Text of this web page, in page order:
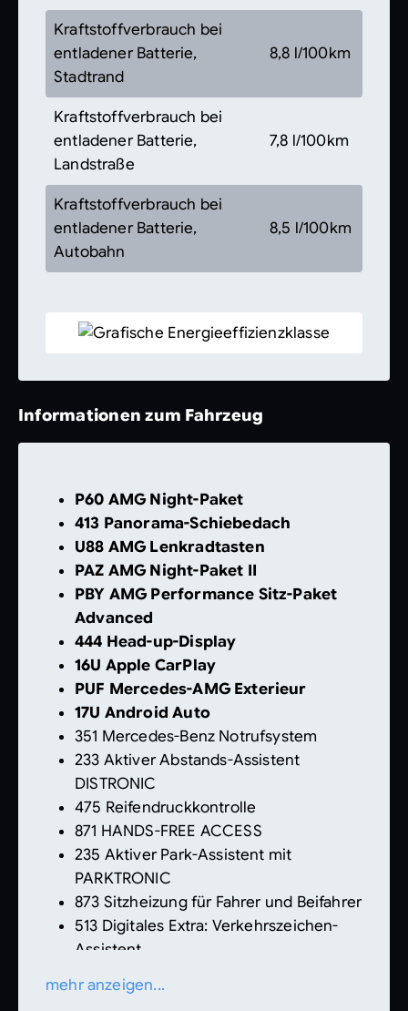
Kraftstoffverbrauch bei
entladener Batterie,
Stadtrand
8,8 l/100km
Kraftstoffverbrauch bei
entladener Batterie,
Landstraße
7,8 l/100km
Kraftstoffverbrauch bei
entladener Batterie,
Autobahn
8,5 l/100km
Informationen zum Fahrzeug
P60 AMG Night-Paket
413 Panorama-Schiebedach
U88 AMG Lenkradtasten
PAZ AMG Night-Paket II
PBY AMG Performance Sitz-Paket
Advanced
444 Head-up-Display
16U Apple CarPlay
PUF Mercedes-AMG Exterieur
17U Android Auto
351 Mercedes-Benz Notrufsystem
233 Aktiver Abstands-Assistent
DISTRONIC
475 Reifendruckkontrolle
871 HANDS-FREE ACCESS
235 Aktiver Park-Assistent mit
PARKTRONIC
873 Sitzheizung für Fahrer und Beifahrer
513 Digitales Extra: Verkehrszeichen-
Assistent
RDE
mehr anzeigen...